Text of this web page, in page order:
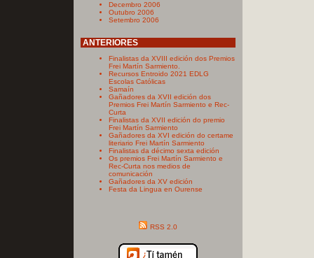
Decembro 2006
Outubro 2006
Setembro 2006
ANTERIORES
Finalistas da XVIII edición dos Premios
Frei Martín Sarmiento.
Recursos Entroido 2021 EDLG
Escolas Católicas
Samaín
Gañadores da XVII edición dos
Premios Frei Martín Sarmiento e Rec-
Curta
Finalistas da XVII edición do premio
Frei Martín Sarmiento
Gañadores da XVI edición do certame
literiario Frei Martín Sarmiento
Finalistas da décimo sexta edición
Os premios Frei Martín Sarmiento e
Rec-Curta nos medios de
comunicación
Gañadores da XV edición
Festa da Lingua en Ourense
RSS 2.0